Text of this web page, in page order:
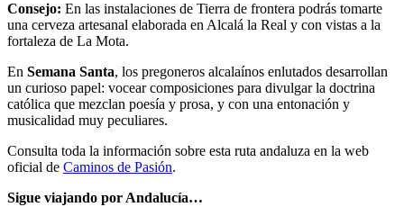
Consejo: En las instalaciones de Tierra de frontera podrás tomarte
una cerveza artesanal elaborada en Alcalá la Real y con vistas a la
fortaleza de La Mota.
En Semana Santa, los pregoneros alcalaínos enlutados desarrollan
un curioso papel: vocear composiciones para divulgar la doctrina
católica que mezclan poesía y prosa, y con una entonación y
musicalidad muy peculiares.
Consulta toda la información sobre esta ruta andaluza en la web
oficial de Caminos de Pasión.
Sigue viajando por Andalucía…